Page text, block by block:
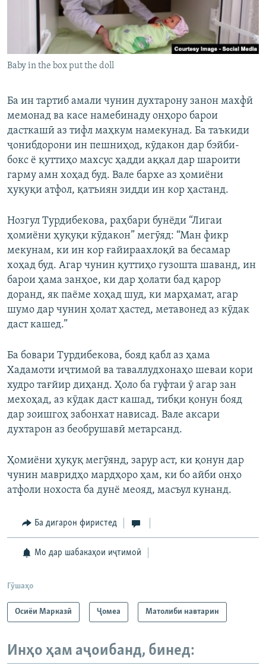
Baby in the box put the doll
Ба ин тартиб амали чунин духтарону занон махфӣ
мемонад ва касе намебинаду онҳоро барои
дасткашӣ аз тифл маҳкум намекунад. Ба таъкиди
ҷонибдорони ин пешниҳод, кӯдакон дар бэйби-
бокс ё қуттиҳо махсус ҳадди аққал дар шароити
гарму амн хоҳад буд. Вале бархе аз ҳомиёни
ҳуқуқи атфол, қатъиян зидди ин кор ҳастанд.
Нозгул Турдибекова, раҳбари бунёди “Лигаи
ҳомиёни ҳуқуқи кӯдакон” мегӯяд: “Ман фикр
мекунам, ки ин кор ғайираахлоқӣ ва бесамар
хоҳад буд. Агар чунин қуттиҳо гузошта шаванд, ин
барои ҳама занҳое, ки дар ҳолати бад қарор
доранд, як паёме хоҳад шуд, ки марҳамат, агар
шумо дар чунин ҳолат ҳастед, метавонед аз кӯдак
даст кашед.”
Ба бовари Турдибекова, бояд қабл аз ҳама
Хадамоти иҷтимоӣ ва таваллудхонаҳо шеваи кори
худро тағйир диҳанд. Ҳоло ба гуфтаи ӯ агар зан
мехоҳад, аз кӯдак даст кашад, тибқи қонун бояд
дар зоишгоҳ забонхат нависад. Вале аксари
духтарон аз беобрушавӣ метарсанд.
Ҳомиёни ҳуқуқ мегӯянд, зарур аст, ки қонун дар
чунин мавридҳо мардҳоро ҳам, ки бо айби онҳо
атфоли нохоста ба дунё меояд, масъул кунанд.
Ба дигарон фиристед
Мо дар шабакаҳои иҷтимоӣ
Гӯшаҳо
Осиёи Марказӣ Ҷомeа Матолиби навтарин
Инҳо ҳам аҷоибанд, бинед: